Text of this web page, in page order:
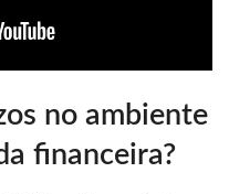
no ambiente
financeira?